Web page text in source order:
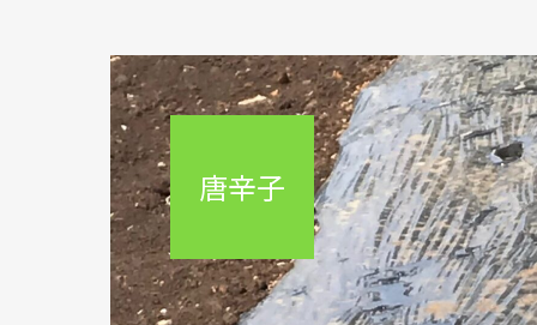
唐辛子